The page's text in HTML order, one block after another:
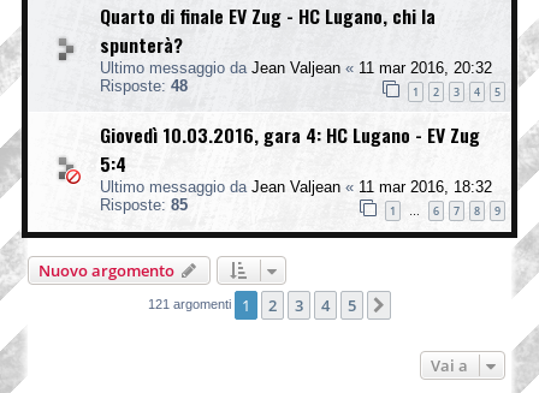
Quarto di finale EV Zug - HC Lugano, chi la
spunterà?
Ultimo messaggio da Jean Valjean « 11 mar 2016, 20:32
Risposte: 48 1 2 3 4 5
Giovedì 10.03.2016, gara 4: HC Lugano - EV Zug
5:4
Ultimo messaggio da Jean Valjean « 11 mar 2016, 18:32
Risposte: 85 1 … 6 7 8 9
Nuovo argomento
121 argomenti 1 2 3 4 5
Vai a